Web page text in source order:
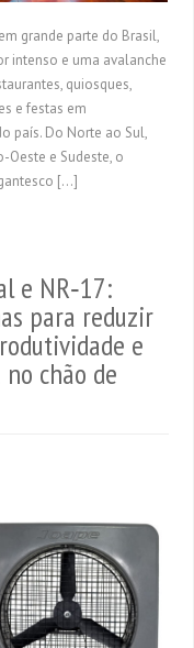
grande parte do Brasil,
intenso e uma avalanche
quiosques,
e festas em
país. Do Norte ao Sul,
Oeste e Sudeste, o
[…]
e NR‑17:
para reduzir
e
chão de